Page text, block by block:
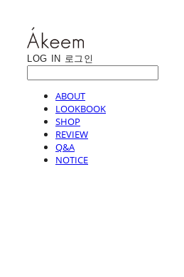
LOG IN 로그인
ABOUT
LOOKBOOK
SHOP
REVIEW
Q&A
NOTICE